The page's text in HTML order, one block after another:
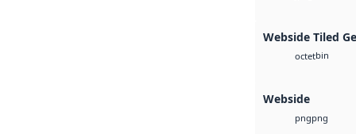
Webside Tiled
octetbin
Webside
pngpng